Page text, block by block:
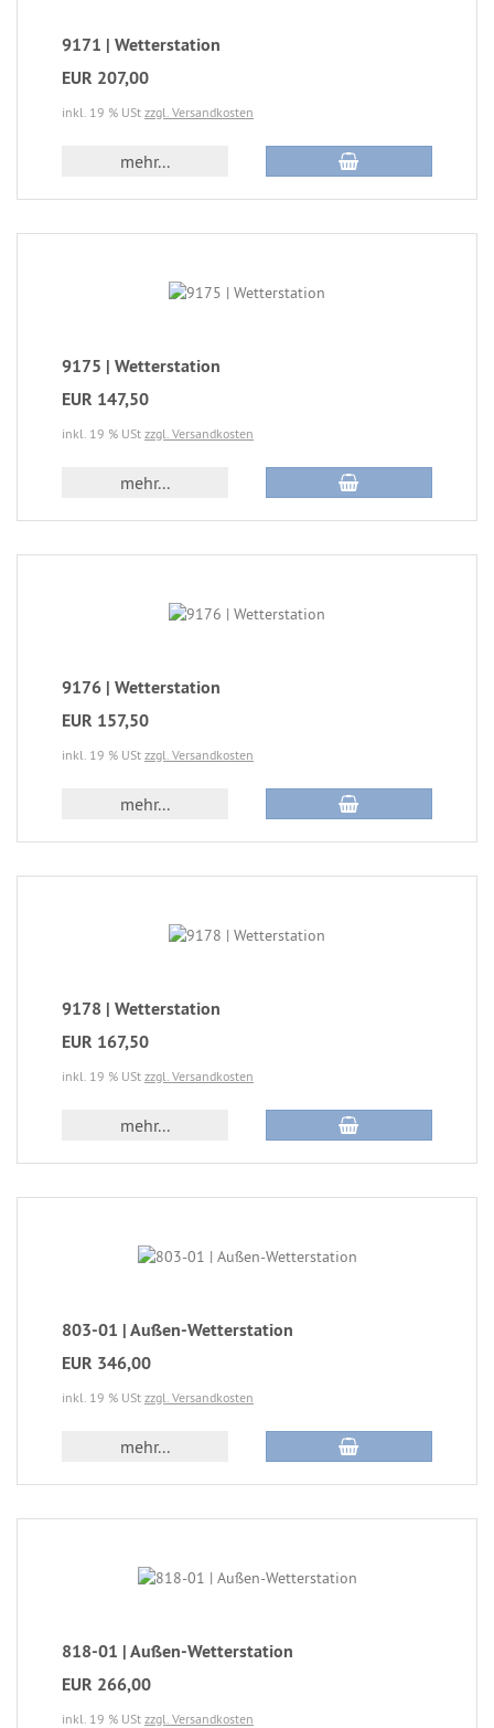
9171 | Wetterstation
EUR 207,00
inkl. 19 % USt zzgl. Versandkosten
mehr...
9175 | Wetterstation
EUR 147,50
inkl. 19 % USt zzgl. Versandkosten
mehr...
9176 | Wetterstation
EUR 157,50
inkl. 19 % USt zzgl. Versandkosten
mehr...
9178 | Wetterstation
EUR 167,50
inkl. 19 % USt zzgl. Versandkosten
mehr...
803-01 | Außen-Wetterstation
EUR 346,00
inkl. 19 % USt zzgl. Versandkosten
mehr...
818-01 | Außen-Wetterstation
EUR 266,00
inkl. 19 % USt zzgl. Versandkosten